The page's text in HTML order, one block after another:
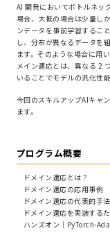
AI 開発においてボトルネッ
場合、大抵の場合は少量し
ンデータを事前学習するこ
し、分布が異なるデータを
ます。そのような場合に用
メイン適応とは、異なる 2
いることでモデルの汎化性
今回のスキルアップAIキャ
ます。
プログラム概要
ドメイン適応とは？
ドメイン適応の応用事例
ドメイン適応の代表的手法
ドメイン適応を実装する
ハンズオン｜PyTorch-